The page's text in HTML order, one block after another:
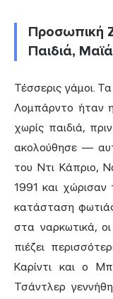
Προσωπική
Παιδιά,
Τέσσερις γάμοι.
Λομπάρντο ήταν
χωρίς παιδιά,
ακολούθησε —
του Ντι Κάπριο,
1991 και
κατάσταση
στα ναρκωτικά,
πιέζει
Καρίντι και ο
Τσάντλερ